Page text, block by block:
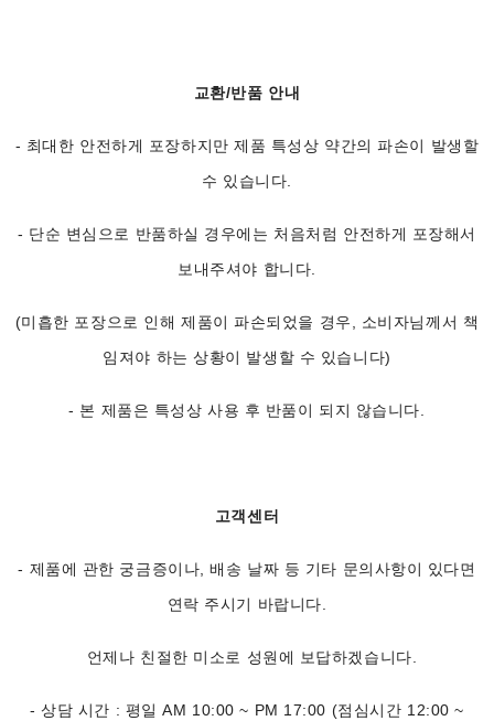
교환/반품 안내
- 최대한 안전하게 포장하지만 제품 특성상 약간의 파손이 발생할
수 있습니다.
- 단순 변심으로 반품하실 경우에는 처음처럼 안전하게 포장해서
보내주셔야 합니다.
(미흡한 포장으로 인해 제품이 파손되었을 경우, 소비자님께서 책
임져야 하는 상황이 발생할 수 있습니다)
- 본 제품은 특성상 사용 후 반품이 되지 않습니다.
고객센터
- 제품에 관한 궁금증이나, 배송 날짜 등 기타 문의사항이 있다면
연락 주시기 바랍니다.
언제나 친절한 미소로 성원에 보답하겠습니다.
- 상담 시간 : 평일 AM 10:00 ~ PM 17:00 (점심시간 12:00 ~